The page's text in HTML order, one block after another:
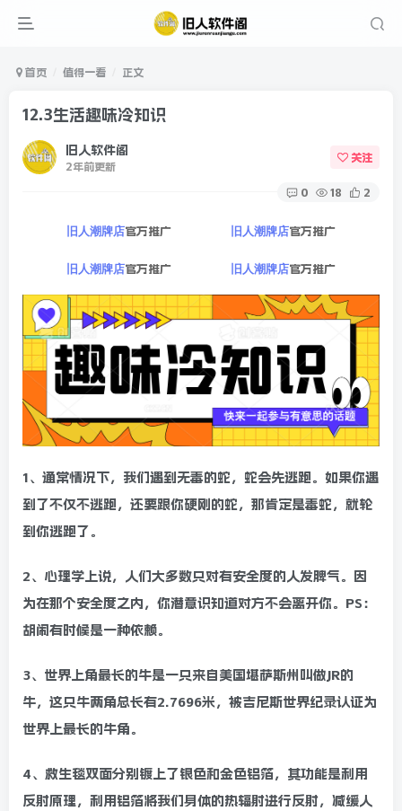
首页 值得一看 正文
12.3生活趣味冷知识
旧人软件阁
2年前更新
关注
0 18 2
旧人潮牌店官方推广 旧人潮牌店官方推广
旧人潮牌店官方推广 旧人潮牌店官方推广
1、通常情况下，我们遇到无毒的蛇，蛇会先逃跑。如果你遇
到了不仅不逃跑，还要跟你硬刚的蛇，那肯定是毒蛇，就轮
到你逃跑了。
2、心理学上说，人们大多数只对有安全度的人发脾气。因
为在那个安全度之内，你潜意识知道对方不会离开你。PS：
胡闹有时候是一种依赖。
3、世界上角最长的牛是一只来自美国堪萨斯州叫做JR的
牛，这只牛两角总长有2.7696米，被吉尼斯世界纪录认证为
世界上最长的牛角。
4、救生毯双面分别镀上了银色和金色铝箔，其功能是利用
反射原理，利用铝箔将我们身体的热辐射进行反射，减缓人